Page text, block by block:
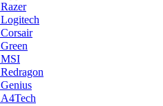
کیبورد Razer
کیبورد Logitech
کیبورد Corsair
کیبورد Green
کیبورد MSI
کیبورد Redragon
کیبورد Genius
کیبورد A4Tech